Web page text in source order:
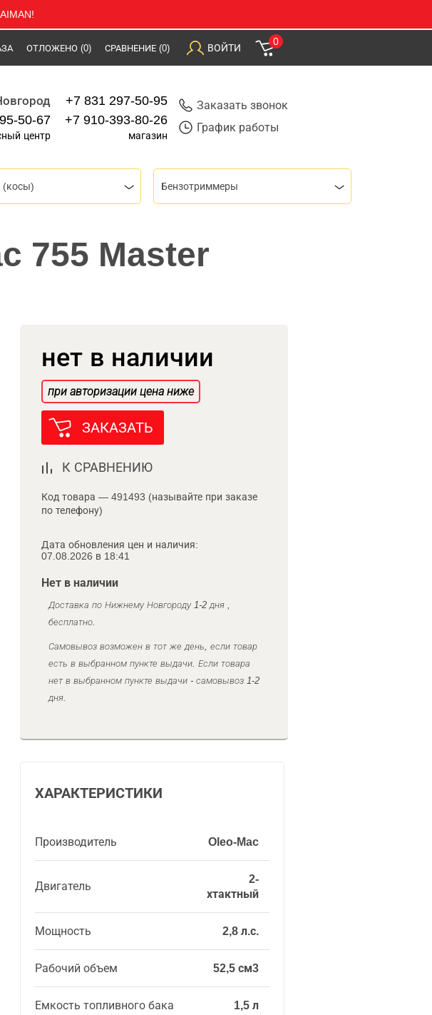
ОТЛОЖЕНО (0) СРАВНЕНИЕ (0) ВОЙТИ
0
50-67
центр
+7 831 297-50-95
+7 910-393-80-26
магазин
Заказать звонок
График работы
Бензотриммеры
755 Master
нет в наличии
при авторизации цена ниже
ЗАКАЗАТЬ
К СРАВНЕНИЮ
Код товара — 491493 (называйте при заказе
по телефону)
Дата обновления цен и наличия:
07.08.2026 в 18:41
Нет в наличии
Доставка по Нижнему Новгороду 1-2 дня ,
бесплатно.
Самовывоз возможен в тот же день, если товар
есть в выбранном пункте выдачи. Если товара
нет в выбранном пункте выдачи - самовывоз 1-2
дня.
ХАРАКТЕРИСТИКИ
Производитель Oleo-Mac
Двигатель
2-
хтактный
Мощность 2,8 л.с.
Рабочий объем 52,5 см3
Емкость топливного бака 1,5 л